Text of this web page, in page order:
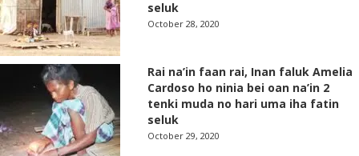
seluk
October 28, 2020
Rai na’in faan rai, Inan faluk Amelia
Cardoso ho ninia bei oan na’in 2
tenki muda no hari uma iha fatin
seluk
October 29, 2020